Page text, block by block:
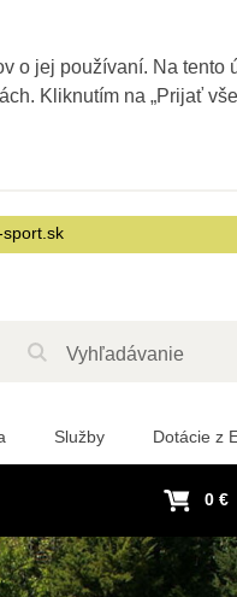
Služby Dotácie z
0 €
sport.sk
o jej používaní. Na tento
Kliknutím na „Prijať